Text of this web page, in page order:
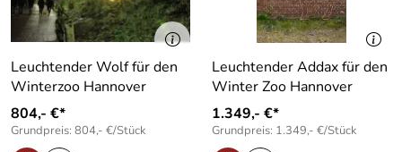
Leuchtender Wolf für den
Winterzoo Hannover
804,- €*
Grundpreis: 804,- €/Stück
Leuchtender Addax für den
Winter Zoo Hannover
1.349,- €*
Grundpreis: 1.349,- €/Stück